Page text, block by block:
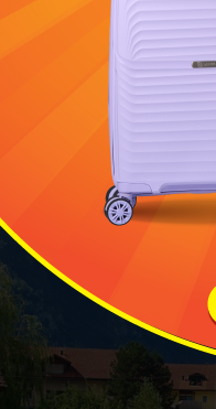
với các tín đồ du lịch châu
gian mát mẻ. Ngoài ra,
như ít mưa hơn thường